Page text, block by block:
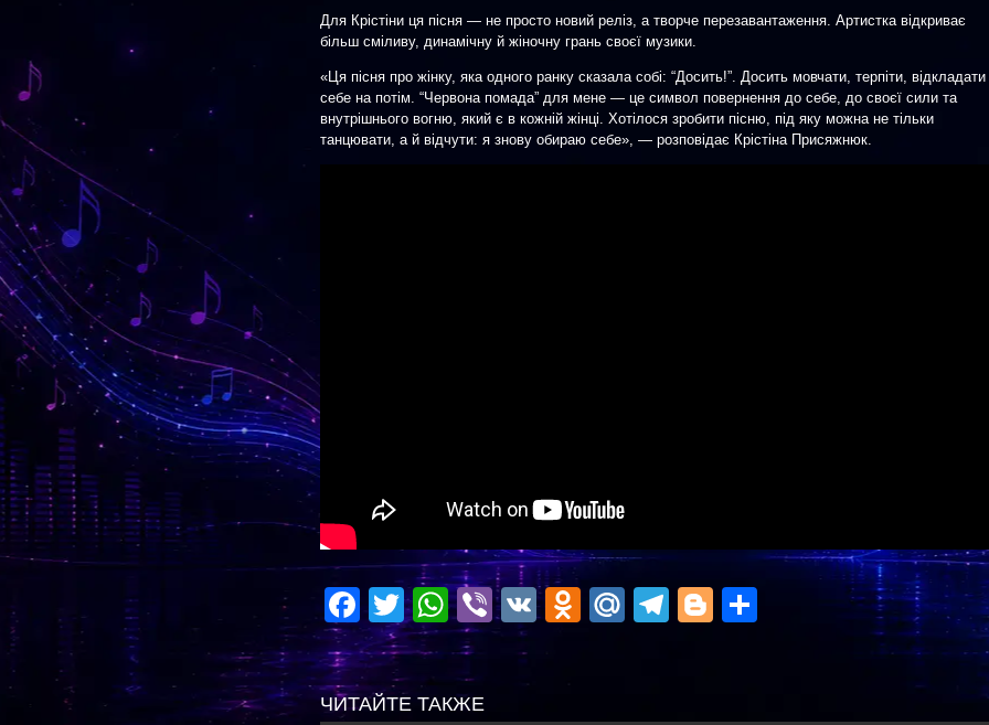
Для Крістіни ця пісня — не просто новий реліз, а творче перезавантаження. Артистка відкриває
більш сміливу, динамічну й жіночну грань своєї музики.
«Ця пісня про жінку, яка одного ранку сказала собі: “Досить!”. Досить мовчати, терпіти, відкладати
себе на потім. “Червона помада” для мене — це символ повернення до себе, до своєї сили та
внутрішнього вогню, який є в кожній жінці. Хотілося зробити пісню, під яку можна не тільки
танцювати, а й відчути: я знову обираю себе», — розповідає Крістіна Присяжнюк.
Facebook
Twitter
WhatsApp
Viber
VK Odnoklassniki
Mail.Ru
Telegram
BloggerОтправить
ЧИТАЙТЕ ТАКЖЕ